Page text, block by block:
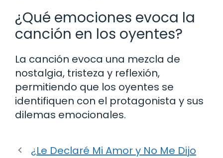
¿Qué emociones evoca la
canción en los oyentes?
La canción evoca una mezcla de
nostalgia, tristeza y reflexión,
permitiendo que los oyentes se
identifiquen con el protagonista y sus
dilemas emocionales.
¿Le Declaré Mi Amor y No Me Dijo